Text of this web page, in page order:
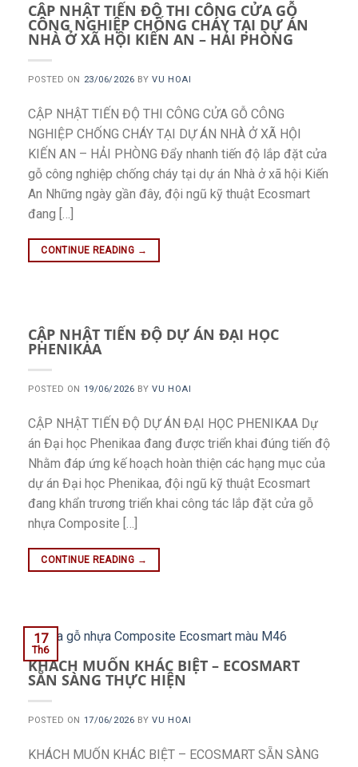
CẬP NHẬT TIẾN ĐỘ THI CÔNG CỬA GỖ
CÔNG NGHIỆP CHỐNG CHÁY TẠI DỰ ÁN
NHÀ Ở XÃ HỘI KIẾN AN – HẢI PHÒNG
POSTED ON 23/06/2026 BYVU HOAI
CẬP NHẬT TIẾN ĐỘ THI CÔNG CỬA GỖ CÔNG
NGHIỆP CHỐNG CHÁY TẠI DỰ ÁN NHÀ Ở XÃ HỘI
KIẾN AN – HẢI PHÒNG Đẩy nhanh tiến độ lắp đặt cửa
gỗ công nghiệp chống cháy tại dự án Nhà ở xã hội Kiến
An Những ngày gần đây, đội ngũ kỹ thuật Ecosmart
đang […]
CONTINUE READING →
CẬP NHẬT TIẾN ĐỘ DỰ ÁN ĐẠI HỌC
PHENIKAA
POSTED ON 19/06/2026 BYVU HOAI
CẬP NHẬT TIẾN ĐỘ DỰ ÁN ĐẠI HỌC PHENIKAA Dự
án Đại học Phenikaa đang được triển khai đúng tiến độ
Nhằm đáp ứng kế hoạch hoàn thiện các hạng mục của
dự án Đại học Phenikaa, đội ngũ kỹ thuật Ecosmart
đang khẩn trương triển khai công tác lắp đặt cửa gỗ
nhựa Composite […]
CONTINUE READING →
KHÁCH MUỐN KHÁC BIỆT – ECOSMART
SẴN SÀNG THỰC HIỆN
POSTED ON 17/06/2026 BYVU HOAI
17
Th6
KHÁCH MUỐN KHÁC BIỆT – ECOSMART SẴN SÀNG